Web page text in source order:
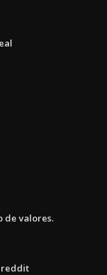
de valores.
reddit